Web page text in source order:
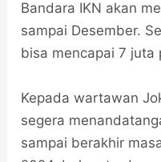
Bandara IKN akan
sampai Desember.
bisa mencapai 7 juta
Kepada wartawan
segera
sampai berakhir